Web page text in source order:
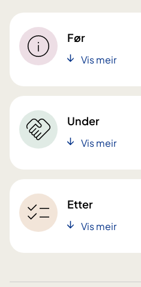
Før
Vis meir
Under
Vis meir
Etter
Vis meir